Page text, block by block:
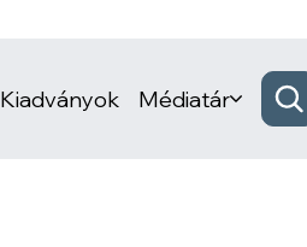
Kiadványok Médiatár